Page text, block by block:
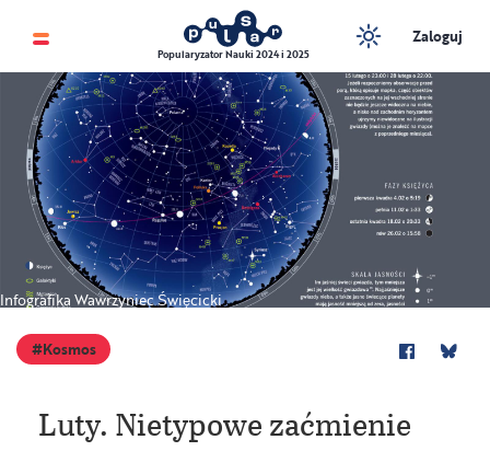
Popularyzator Nauki 2024 i 2025
Zaloguj
Infografika Wawrzyniec Święcicki
Kosmos
Luty. Nietypowe zaćmienie